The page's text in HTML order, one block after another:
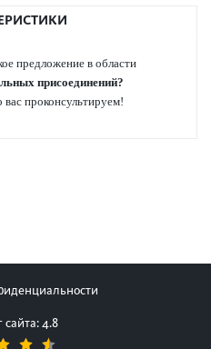
предложение в области
присо­единений?
про­консультируем!
сайта: 4.8